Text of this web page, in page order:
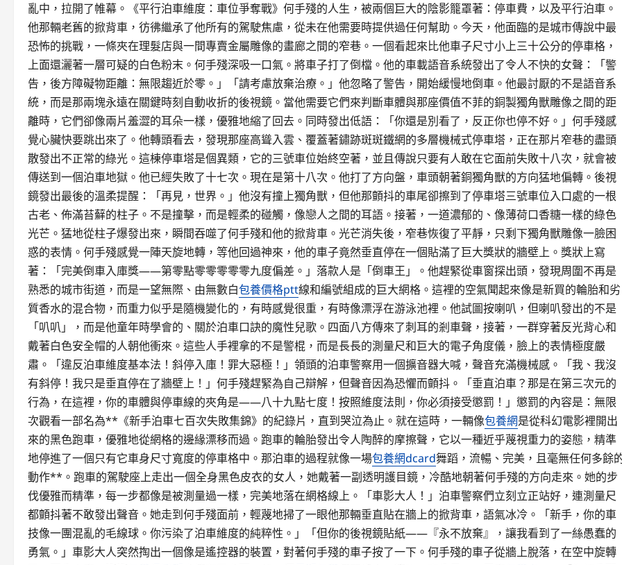
亂中，拉開了帷幕。《平行泊車維度：車位爭奪戰》何手殘的人生，被兩個巨大的陰影籠罩著：停車費，以及平行泊車。
他那輛老舊的掀背車，彷彿繼承了他所有的駕駛焦慮，從未在他需要時提供過任何幫助。今天，他面臨的是城市傳說中最
恐怖的挑戰，一條夾在理髮店與一間專賣金屬雕像的畫廊之間的窄巷。一個看起來比他車子尺寸小上三十公分的停車格，
上面還灑著一層可疑的白色粉末。何手殘深吸一口氣。將車子打了倒檔。他的車載語音系統發出了令人不快的女聲：「警
告，後方障礙物距離：無限趨近於零。」「請考慮放棄治療。」他忽略了警告，開始緩慢地倒車。他最討厭的不是語音系
統，而是那兩塊永遠在關鍵時刻自動收折的後視鏡。當他需要它們來判斷車體與那座價值不菲的銅製獨角獸雕像之間的距
離時，它們卻像兩片羞澀的耳朵一樣，優雅地縮了回去。同時發出低語：「你還是別看了，反正你也停不好。」何手殘感
覺心臟快要跳出來了。他轉頭看去，發現那座高聳入雲、覆蓋著鏽跡斑斑鐵網的多層機械式停車塔，正在那片窄巷的盡頭
散發出不正常的綠光。這棟停車塔是個異類，它的三號車位始終空著，並且傳說只要有人敢在它面前失敗十八次，就會被
傳送到一個泊車地獄。他已經失敗了十七次。現在是第十八次。他打了方向盤，車頭朝著銅獨角獸的方向猛地偏轉。後視
鏡發出最後的溫柔提醒：「再見，世界。」他沒有撞上獨角獸，但他那顫抖的車尾卻擦到了停車塔三號車位入口處的一根
古老、佈滿苔蘚的柱子。不是撞擊，而是輕柔的碰觸，像戀人之間的耳語。接著，一道濃郁的、像薄荷口香糖一樣的綠色
光芒。猛地從柱子爆發出來，瞬間吞噬了何手殘和他的掀背車。光芒消失後，窄巷恢復了平靜，只剩下獨角獸雕像一臉困
惑的表情。何手殘感覺一陣天旋地轉，等他回過神來，他的車子竟然垂直停在一個貼滿了巨大獎狀的牆壁上。獎狀上寫
著：「完美倒車入庫獎——第零點零零零零零九度偏差。」落款人是「倒車王」。他趕緊從車窗探出頭，發現周圍不再是
熟悉的城市街道，而是一望無際、由無數白包養價格ptt線和編號組成的巨大網格。這裡的空氣聞起來像是新買的輪胎和劣
質香水的混合物，而重力似乎是隨機變化的，有時感覺很重，有時像漂浮在游泳池裡。他試圖按喇叭，但喇叭發出的不是
「叭叭」，而是他童年時學會的、關於泊車口訣的魔性兒歌。四面八方傳來了刺耳的剎車聲，接著，一群穿著反光背心和
戴著白色安全帽的人朝他衝來。這些人手裡拿的不是警棍，而是長長的測量尺和巨大的電子角度儀，臉上的表情極度嚴
肅。「違反泊車維度基本法！斜停入庫！罪大惡極！」領頭的泊車警察用一個擴音器大喊，聲音充滿機械感。「我、我沒
有斜停！我只是垂直停在了牆壁上！」何手殘趕緊為自己辯解，但聲音因為恐懼而顫抖。「垂直泊車？那是在第三次元的
行為，在這裡，你的車體與停車線的夾角是——八十九點七度！按照維度法則，你必須接受懲罰！」懲罰的內容是：無限
次觀看一部名為**《新手泊車七百次失敗集錦》的紀錄片，直到哭泣為止。就在這時，一輛像包養網是從科幻電影裡開出
來的黑色跑車，優雅地從網格的邊緣漂移而過。跑車的輪胎發出令人陶醉的摩擦聲，它以一種近乎蔑視重力的姿態，精準
地停進了一個只有它車身尺寸寬度的停車格中。那泊車的過程就像一場包養網dcard舞蹈，流暢、完美，且毫無任何多餘
動作**。跑車的駕駛座上走出一個全身黑色皮衣的女人，她戴著一副透明護目鏡，冷酷地朝著何手殘的方向走來。她的步
伐優雅而精準，每一步都像是被測量過一樣，完美地落在網格線上。「車影大人！」泊車警察們立刻立正站好，連測量尺
都顫抖著不敢發出聲音。她走到何手殘面前，輕蔑地掃了一眼他那輛垂直貼在牆上的掀背車，語氣冰冷。「新手，你的車
技像一團混亂的毛線球。你污染了泊車維度的純粹性。」「但你的後視鏡貼紙——『永不放棄』，讓我看到了一絲愚蠢的
勇氣。」車影大人突然掏出一個像是遙控器的裝置，對著何手殘的車子按了一下。何手殘的車子從牆上脫落，在空中旋轉